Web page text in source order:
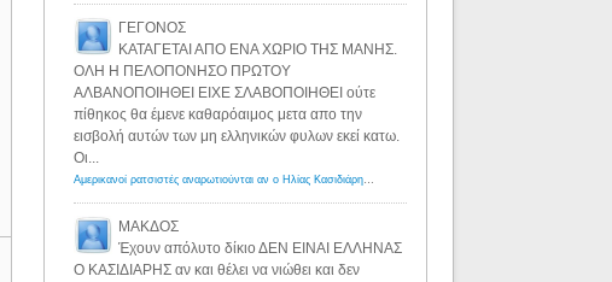
ΓΕΓΟΝΟΣ
ΚΑΤΑΓΕΤΑΙ ΑΠΟ ΕΝΑ ΧΩΡΙΟ ΤΗΣ ΜΑΝΗΣ.
ΟΛΗ Η ΠΕΛΟΠΟΝΗΣΟ ΠΡΩΤΟΥ
ΑΛΒΑΝΟΠΟΙΗΘΕΙ ΕΙΧΕ ΣΛΑΒΟΠΟΙΗΘΕΙ ούτε
πίθηκος θα έμενε καθαρόαιμος μετα απο την
εισβολή αυτών των μη ελληνικών φυλων εκεί κατω.
Οι...
Αμερικανοί ρατσιστές αναρωτιούνται αν ο Ηλίας Κασιδιάρης ανήκει στη λευκή φυλή... - Λόγιος Ερμής
ΜΑΚΔΟΣ
Έχουν απόλυτο δίκιο ΔΕΝ ΕΙΝΑΙ ΕΛΛΗΝΑΣ
Ο ΚΑΣΙΔΙΑΡΗΣ αν και θέλει να νιώθει και δεν